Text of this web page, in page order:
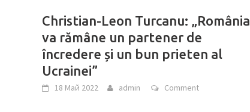
Christian-Leon Turcanu: „România
va rămâne un partener de
încredere și un bun prieten al
Ucrainei”
18 Май 2022 admin Comment